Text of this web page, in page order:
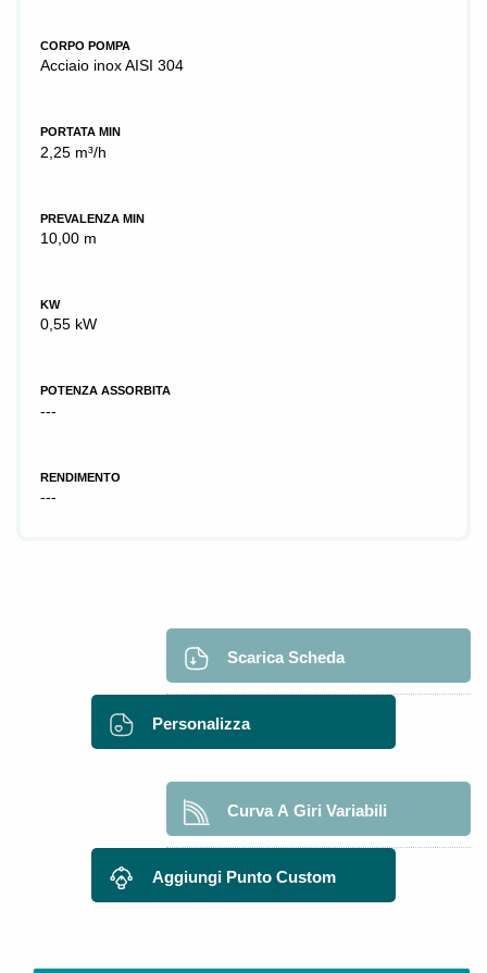
CORPO POMPA
Acciaio inox AISI 304
PORTATA MIN
2,25 m³/h
PREVALENZA MIN
10,00 m
KW
0,55 kW
POTENZA ASSORBITA
---
RENDIMENTO
---
Scarica Scheda
Personalizza
Curva A Giri Variabili
Aggiungi Punto Custom